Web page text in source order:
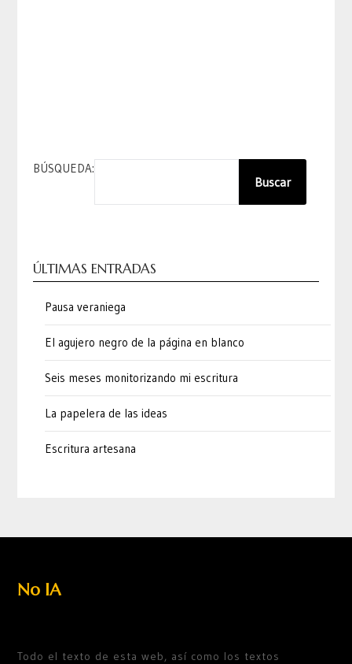
BÚSQUEDA:
Buscar
ÚLTIMAS ENTRADAS
Pausa veraniega
El agujero negro de la página en blanco
Seis meses monitorizando mi escritura
La papelera de las ideas
Escritura artesana
No IA
Todo el texto de esta web, así como los textos